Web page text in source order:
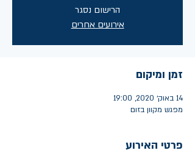
הרישום נסגר
אירועים אחרים
זמן ומיקום
14 באוק׳ 2020, 19:00
מפגש מקוון בזום
פרטי האירוע